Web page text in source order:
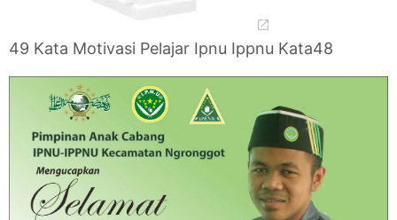
49 Kata Motivasi Pelajar Ipnu Ippnu Kata48